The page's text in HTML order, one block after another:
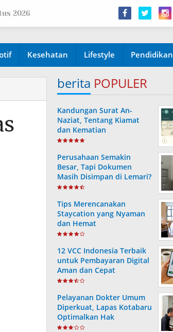
2026
Kesehatan Lifestyle Pendidikan
berita POPULER
Kandungan Surat An-
Naziat, Tentang Kiamat
dan Kematian
Perusahaan Semakin
Besar, Tapi Dokumen
Masih Disimpan di Lemari?
Ini Risiko yang Sering
Tips Merencanakan
Staycation yang Nyaman
dan Hemat
12 VCC Indonesia Terbaik
untuk Pembayaran Digital
Aman dan Cepat
Pelayanan Dokter Umum
Diperkuat, Lapas Kotabaru
Optimalkan Hak
Kesehatan Warga Binaan